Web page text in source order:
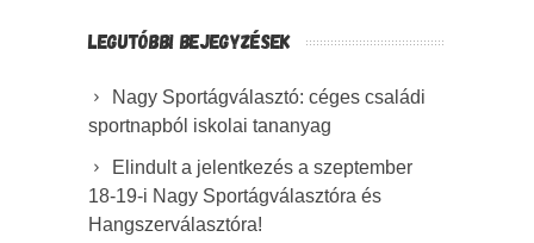
LEGUTÓBBI BEJEGYZÉSEK
Nagy Sportágválasztó: céges családi
sportnapból iskolai tananyag
Elindult a jelentkezés a szeptember
18-19-i Nagy Sportágválasztóra és
Hangszerválasztóra!